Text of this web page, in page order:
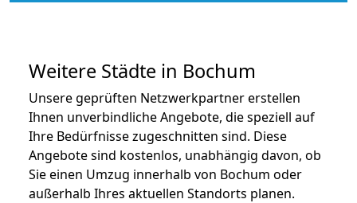
Weitere Städte in Bochum
Unsere geprüften Netzwerkpartner erstellen
Ihnen unverbindliche Angebote, die speziell auf
Ihre Bedürfnisse zugeschnitten sind. Diese
Angebote sind kostenlos, unabhängig davon, ob
Sie einen Umzug innerhalb von Bochum oder
außerhalb Ihres aktuellen Standorts planen.